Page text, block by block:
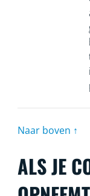
Naar boven ↑
ALS JE